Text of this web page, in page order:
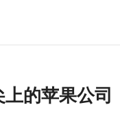
的苹果公司